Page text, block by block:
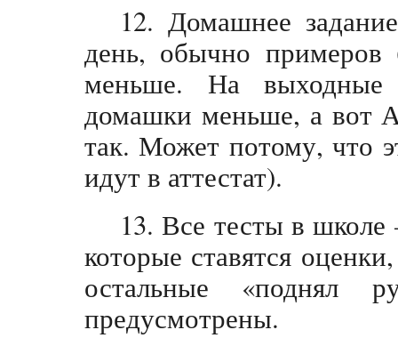
12. Домашнее
день, обычно примеров
меньше. На
домашки меньше, а вот
так. Может потому, что
идут в аттестат).
13. Все тесты в
которые ставятся
остальные «поднял
предусмотрены.